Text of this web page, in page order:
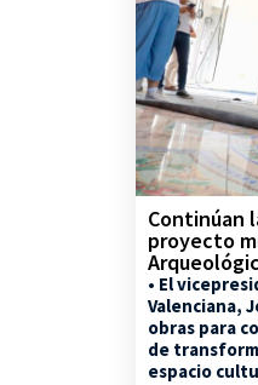
Continúan
proyecto
• El
Valenciana,
obras para
de
espacio